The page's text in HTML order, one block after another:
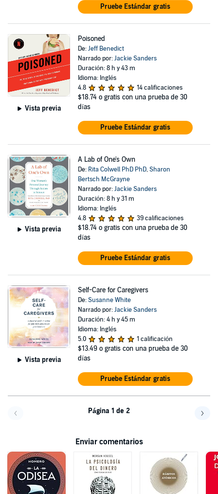
Pruebe Estándar gratis
Vista previa
Poisoned
De:Jeff Benedict
Narrado por:Jackie Sanders
Duración: 8 h y 43 m
Idioma: Inglés
4.8
14 calificaciones
$18.74 o gratis con una prueba de 30
días
Pruebe Estándar gratis
Vista previa
A Lab of One's Own
De: Rita Colwell PhD PhD,Sharon
Bertsch McGrayne
Narrado por:Jackie Sanders
Duración: 8 h y 31 m
Idioma: Inglés
4.8
39 calificaciones
$18.74 o gratis con una prueba de 30
días
Pruebe Estándar gratis
Vista previa
Self-Care for Caregivers
De:Susanne White
Narrado por:Jackie Sanders
Duración: 4 h y 45 m
Idioma: Inglés
5.0
1 calificación
$13.49 o gratis con una prueba de 30
días
Pruebe Estándar gratis
Página 1 de 2
Enviar comentarios